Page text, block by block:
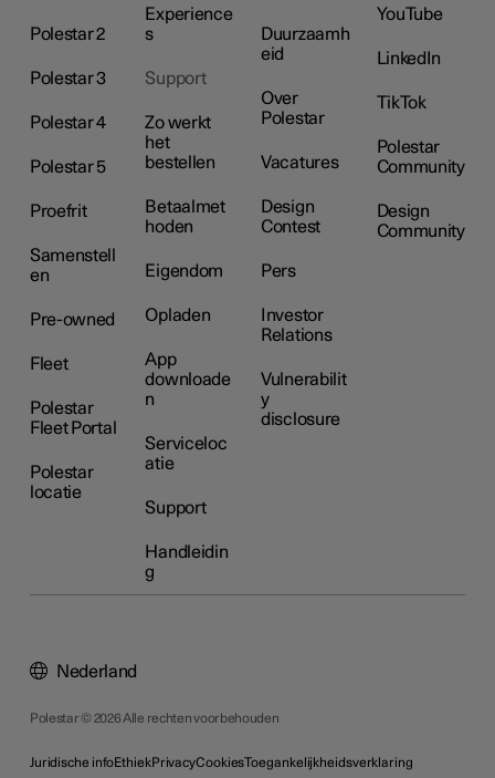
Polestar 2
Polestar 3
Polestar 4
Polestar 5
Proefrit
Samenstell
en
Pre-owned
Fleet
Polestar
Fleet Portal
Polestar
locatie
Experience
s
Support
Zo werkt
het
bestellen
Betaalmet
hoden
Eigendom
Opladen
App
downloade
n
Serviceloc
atie
Support
Handleidin
g
Duurzaamh
eid
Over
Polestar
Vacatures
Design
Contest
Pers
Investor
Relations
Vulnerabilit
y
disclosure
YouTube
LinkedIn
TikTok
Polestar
Community
Design
Community
Polestar © 2026 Alle rechten voorbehouden
Juridische infoEthiekPrivacyCookiesToegankelijkheidsverklaring
Nederland